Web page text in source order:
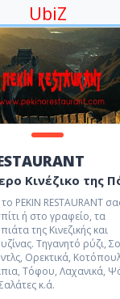
UbiZ
Κινέζικο της
PEKIN RESTAURANT
ή στο γραφείο, τα
της Κινεζικής και
Τηγανητό ρύζι,
Ορεκτικά,
Τόφου, Λαχανικά,
κ.ά.